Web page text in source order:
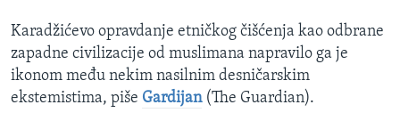
Karadžićevo opravdanje etničkog čišćenja kao odbrane
zapadne civilizacije od muslimana napravilo ga je
ikonom među nekim nasilnim desničarskim
ekstemistima, piše Gardijan(The Guardian).